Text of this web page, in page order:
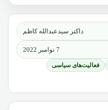
داکتر سیدعبدالله کاظم
7 نوامبر 2022
فعالیت‌های سیاسی